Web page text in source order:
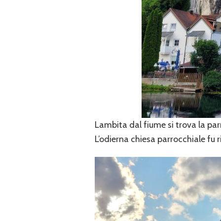
Lambita dal fiume si trova la
L’odierna chiesa parrocchiale